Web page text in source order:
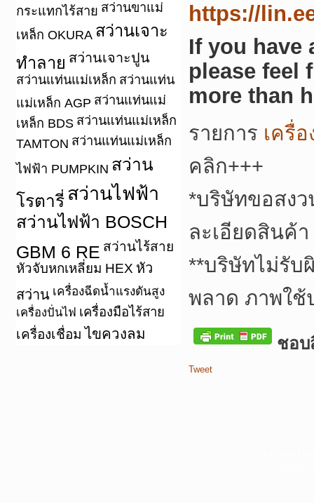
กระแทกไร้สาย สว่านขาแม่
เหล็ก OKURA สว่านเจาะ
ทำลาย สว่านเจาะปูน
สว่านแท่นแม่เหล็ก สว่านแท่น
แม่เหล็ก AGP สว่านแท่นแม่
เหล็ก BDS สว่านแท่นแม่เหล็ก
TAMTON สว่านแท่นแม่เหล็ก
ไฟฟ้า PUMPKIN สว่าน
โรตารี่ สว่านไฟฟ้า
สว่านไฟฟ้า BOSCH
GBM 6 RE สว่านไร้สาย
หัวจับหกเหลี่ยม HEX หัว
สว่าน เครื่องฉีดน้ำแรงดันสูง
เครื่องปั่นไฟ เครื่องมือไร้สาย
เครื่องเชื่อม ไขควงลม
https://
If you have
please feel
more than
รายการ เครื่
คลิก+++
*บริษัทขอสงว
ละเอียดสินค้
**บริษัทไม่รับ
พลาด ภาพใ
ชอบ
Tweet